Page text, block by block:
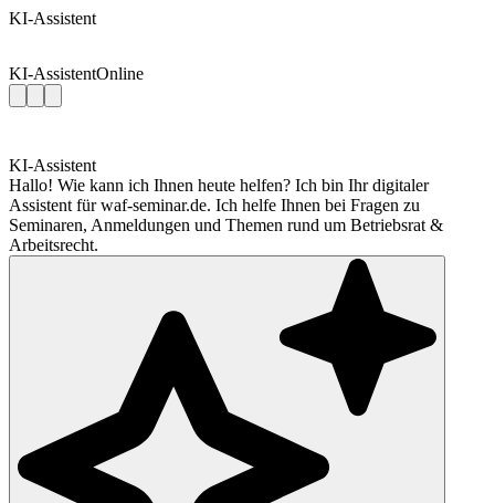
KI-Assistent
KI-AssistentOnline
KI-Assistent
Hallo! Wie kann ich Ihnen heute helfen? Ich bin Ihr digitaler
Assistent für waf-seminar.de. Ich helfe Ihnen bei Fragen zu
Seminaren, Anmeldungen und Themen rund um Betriebsrat &
Arbeitsrecht.